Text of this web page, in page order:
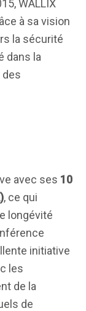
WALLIX
à sa vision
la sécurité
dans la
avec ses 10
, ce qui
longévité
initiative
les
de la
de